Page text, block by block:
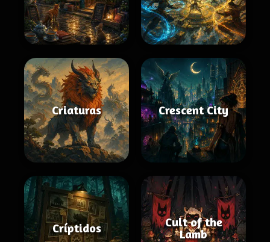
Criaturas Crescent City
Críptidos
Cult of the
Lamb